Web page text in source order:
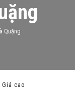
Quặng
Giá cao